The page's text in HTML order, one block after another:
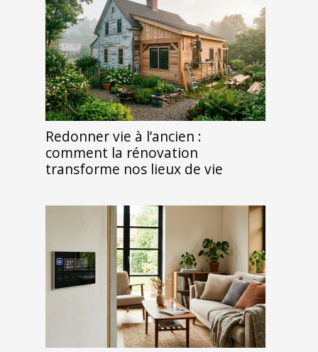
Redonner vie à l’ancien :
comment la rénovation
transforme nos lieux de vie